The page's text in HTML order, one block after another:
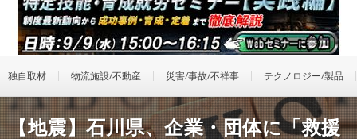
独自取材 物流施設/不動産 災害/事故/不祥事 テクノロジー/製品
【地震】石川県、企業・団体に「救援